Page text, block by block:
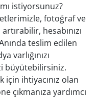
istiyorsunuz?
fotoğraf ve
hesabınızı
teslim edilen
varlığınızı
büyütebilirsiniz.
için ihtiyacınız olan
çıkmanıza yardımcı